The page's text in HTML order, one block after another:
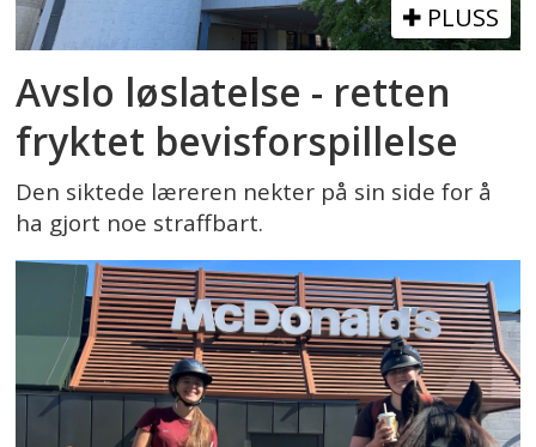
PLUSS
Avslo løslatelse - retten
fryktet bevisforspillelse
Den siktede læreren nekter på sin side for å
ha gjort noe straffbart.